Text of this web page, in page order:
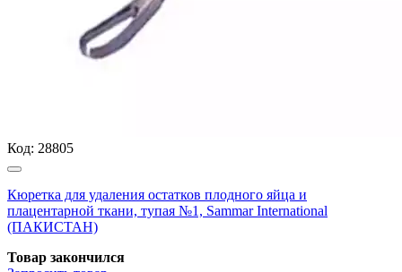
Код: 28805
Кюретка для удаления остатков плодного яйца и
плацентарной ткани, тупая №1, Sammar International
(ПАКИСТАН)
Товар закончился